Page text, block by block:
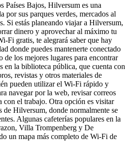
Países Bajos, Hilversum es una
por sus parques verdes, mercados al
Si estás planeando viajar a Hilversum,
dinero y aprovechar al máximo tu
Fi gratis, te alegrará saber que hay
donde puedes mantenerte conectado
los mejores lugares para encontrar
en la biblioteca pública, que cuenta con
revistas y otros materiales de
pueden utilizar el Wi-Fi rápido y
navegar por la web, revisar correos
con el trabajo. Otra opción es visitar
de Hilversum, donde normalmente se
Algunas cafeterías populares en la
Villa Trompenberg y De
un mapa más completo de Wi-Fi de